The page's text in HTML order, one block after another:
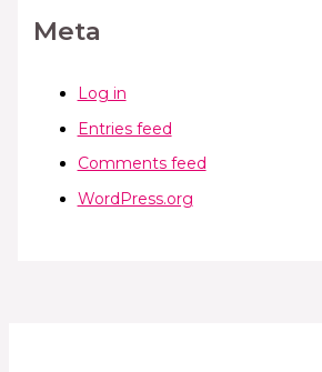
Meta
Log in
Entries feed
Comments feed
WordPress.org